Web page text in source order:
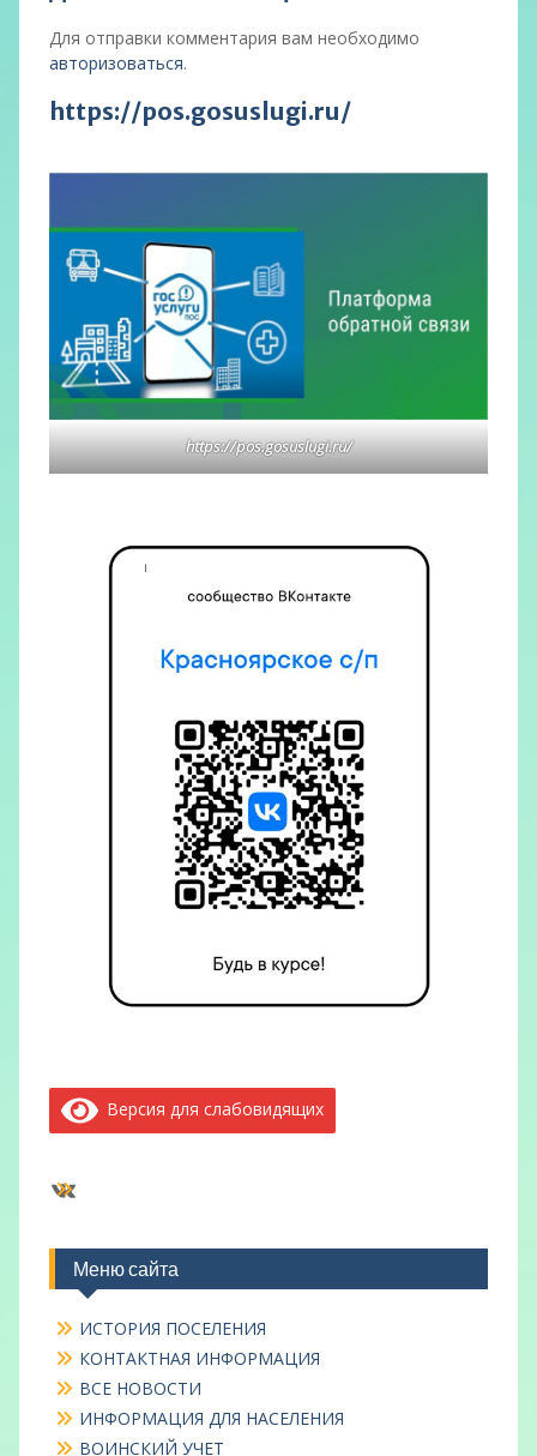
Для отправки комментария вам необходимо
авторизоваться.
https://pos.gosuslugi.ru/
https://pos.gosuslugi.ru/
Версия для слабовидящих
ВКонтакте
Меню сайта
ИСТОРИЯ ПОСЕЛЕНИЯ
КОНТАКТНАЯ ИНФОРМАЦИЯ
ВСЕ НОВОСТИ
ИНФОРМАЦИЯ ДЛЯ НАСЕЛЕНИЯ
ВОИНСКИЙ УЧЕТ